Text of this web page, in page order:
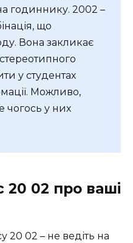
годиннику. 2002 –
що
Вона закликає
у студентах
Можливо,
чогось у них
20 02 про ваші
20 02 – не ведіть на